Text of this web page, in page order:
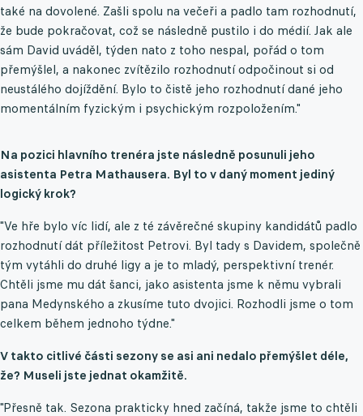
také na dovolené. Zašli spolu na večeři a padlo tam rozhodnutí,
že bude pokračovat, což se následně pustilo i do médií. Jak ale
sám David uváděl, týden nato z toho nespal, pořád o tom
přemýšlel, a nakonec zvítězilo rozhodnutí odpočinout si od
neustálého dojíždění. Bylo to čistě jeho rozhodnutí dané jeho
momentálním fyzickým i psychickým rozpoložením."
Na pozici hlavního trenéra jste následně posunuli jeho
asistenta Petra Mathausera. Byl to v daný moment jediný
logický krok?
"Ve hře bylo víc lidí, ale z té závěrečné skupiny kandidátů padlo
rozhodnutí dát příležitost Petrovi. Byl tady s Davidem, společně
tým vytáhli do druhé ligy a je to mladý, perspektivní trenér.
Chtěli jsme mu dát šanci, jako asistenta jsme k němu vybrali
pana Medynského a zkusíme tuto dvojici. Rozhodli jsme o tom
celkem během jednoho týdne."
V takto citlivé části sezony se asi ani nedalo přemýšlet déle,
že? Museli jste jednat okamžitě.
"Přesně tak. Sezona prakticky hned začíná, takže jsme to chtěli